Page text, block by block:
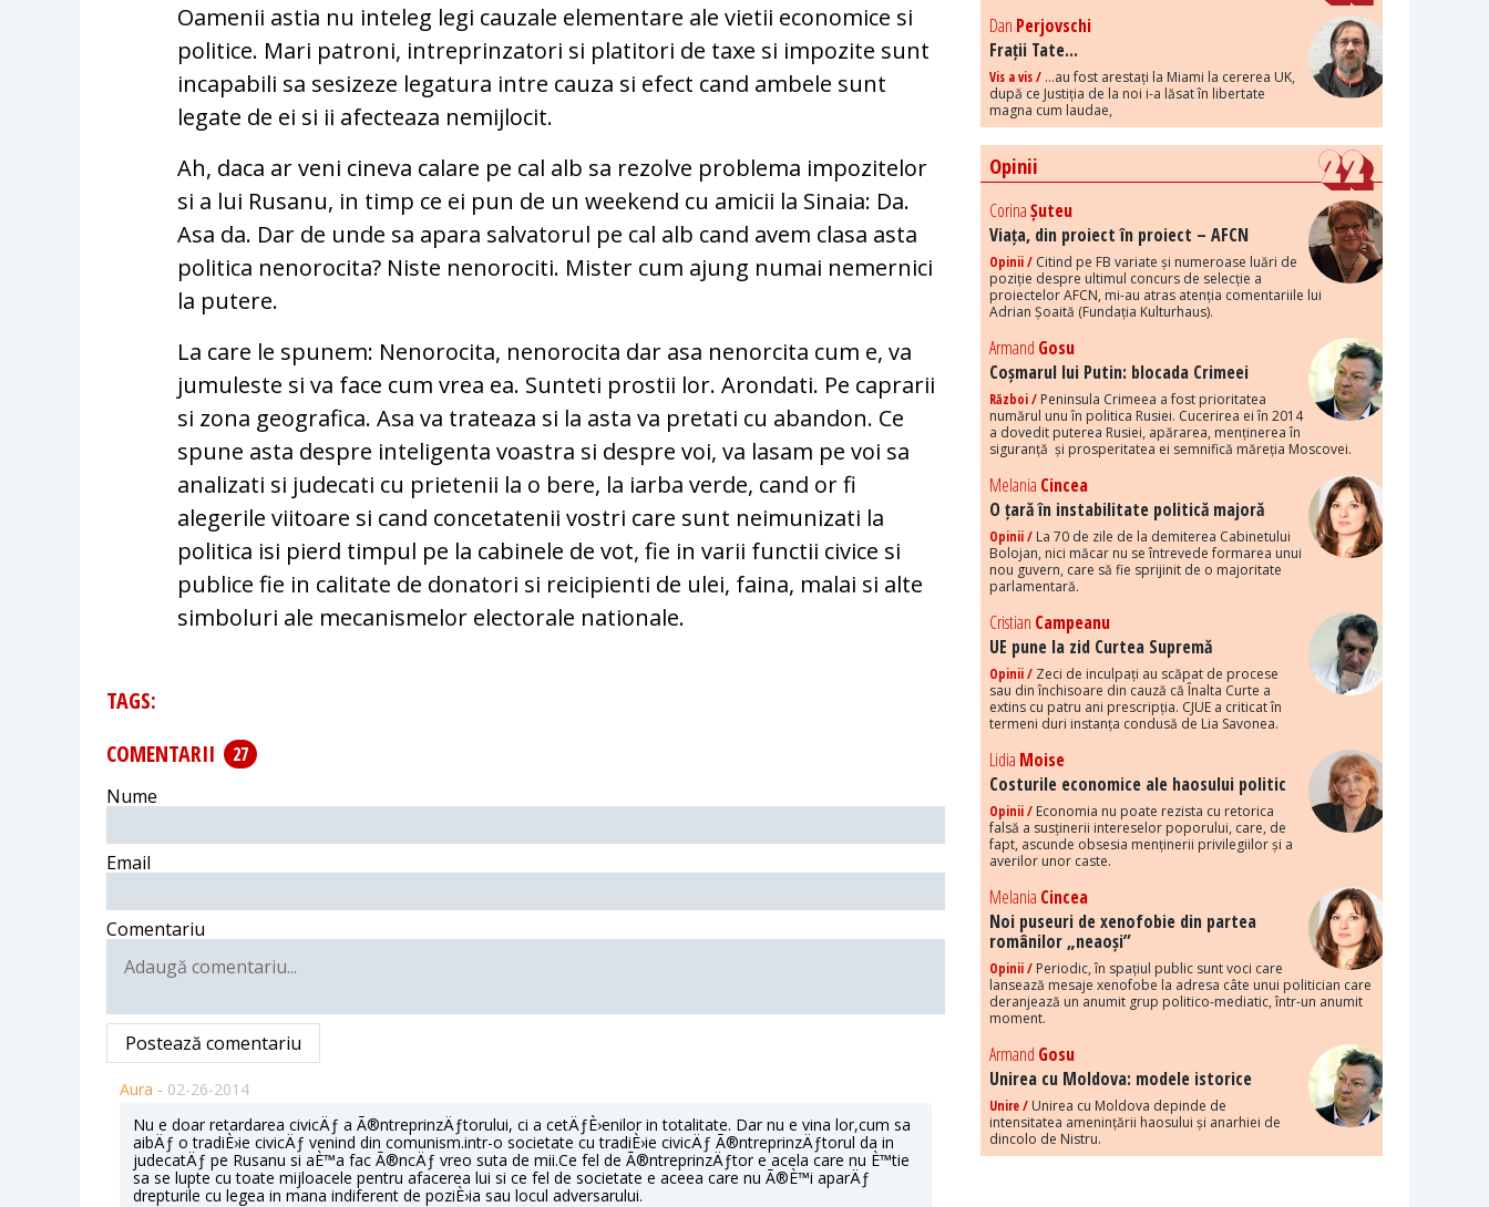
Oamenii astia nu inteleg legi cauzale elementare ale vietii economice si
politice. Mari patroni, intreprinzatori si platitori de taxe si impozite sunt
incapabili sa sesizeze legatura intre cauza si efect cand ambele sunt
legate de ei si ii afecteaza nemijlocit.
Ah, daca ar veni cineva calare pe cal alb sa rezolve problema impozitelor
si a lui Rusanu, in timp ce ei pun de un weekend cu amicii la Sinaia: Da.
Asa da. Dar de unde sa apara salvatorul pe cal alb cand avem clasa asta
politica nenorocita? Niste nenorociti. Mister cum ajung numai nemernici
la putere.
La care le spunem: Nenorocita, nenorocita dar asa nenorcita cum e, va
jumuleste si va face cum vrea ea. Sunteti prostii lor. Arondati. Pe caprarii
si zona geografica. Asa va trateaza si la asta va pretati cu abandon. Ce
spune asta despre inteligenta voastra si despre voi, va lasam pe voi sa
analizati si judecati cu prietenii la o bere, la iarba verde, cand or fi
alegerile viitoare si cand concetatenii vostri care sunt neimunizati la
politica isi pierd timpul pe la cabinele de vot, fie in varii functii civice si
publice fie in calitate de donatori si reicipienti de ulei, faina, malai si alte
simboluri ale mecanismelor electorale nationale.
TAGS:
COMENTARII
27
Nume
Email
Comentariu
Postează comentariu
Aura - 02-26-2014
Nu e doar retardarea civicÄƒ a Ã®ntreprinzÄƒtorului, ci a cetÄƒÈ›enilor in totalitate. Dar nu e vina lor,cum sa
aibÄƒ o tradiÈ›ie civicÄƒ venind din comunism.intr-o societate cu tradiÈ›ie civicÄƒ Ã®ntreprinzÄƒtorul da in
judecatÄƒ pe Rusanu si aÈ™a fac Ã®ncÄƒ vreo suta de mii.Ce fel de Ã®ntreprinzÄƒtor e acela care nu È™tie
sa se lupte cu toate mijloacele pentru afacerea lui si ce fel de societate e aceea care nu Ã®È™i aparÄƒ
drepturile cu legea in mana indiferent de poziÈ›ia sau locul adversarului.
Dan Perjovschi
Frații Tate...
Vis a vis / ...au fost arestați la Miami la cererea UK,
după ce Justiția de la noi i-a lăsat în libertate
magna cum laudae,
Opinii
CorinaȘuteu
Viața, din proiect în proiect – AFCN
Opinii / Citind pe FB variate și numeroase luări de
poziție despre ultimul concurs de selecție a
proiectelor AFCN, mi-au atras atenția comentariile lui
Adrian Șoaită (Fundația Kulturhaus).
Armand Gosu
Coșmarul lui Putin: blocada Crimeei
Război / Peninsula Crimeea a fost prioritatea
numărul unu în politica Rusiei. Cucerirea ei în 2014
a dovedit puterea Rusiei, apărarea, menținerea în
siguranță și prosperitatea ei semnifică măreția Moscovei.
Melania Cincea
O țară în instabilitate politică majoră
Opinii / La 70 de zile de la demiterea Cabinetului
Bolojan, nici măcar nu se întrevede formarea unui
nou guvern, care să fie sprijinit de o majoritate
parlamentară.
Cristian Campeanu
UE pune la zid Curtea Supremă
Opinii / Zeci de inculpați au scăpat de procese
sau din închisoare din cauză că Înalta Curte a
extins cu patru ani prescripția. CJUE a criticat în
termeni duri instanța condusă de Lia Savonea.
Lidia Moise
Costurile economice ale haosului politic
Opinii / Economia nu poate rezista cu retorica
falsă a susținerii intereselor poporului, care, de
fapt, ascunde obsesia menținerii privilegiilor și a
averilor unor caste.
Melania Cincea
Noi puseuri de xenofobie din partea
românilor „neaoși”
Opinii / Periodic, în spațiul public sunt voci care
lansează mesaje xenofobe la adresa câte unui politician care
deranjează un anumit grup politico-mediatic, într-un anumit
moment.
Armand Gosu
Unirea cu Moldova: modele istorice
Unire / Unirea cu Moldova depinde de
intensitatea amenințării haosului și anarhiei de
dincolo de Nistru.